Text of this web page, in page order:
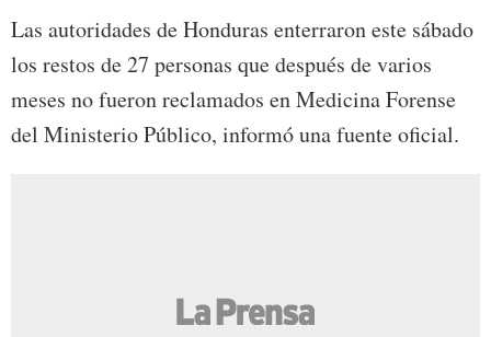
Las autoridades de Honduras enterraron este sábado
los restos de 27 personas que después de varios
meses no fueron reclamados en Medicina Forense
del Ministerio Público, informó una fuente oficial.